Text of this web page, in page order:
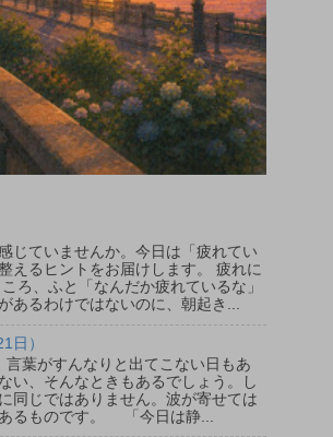
じていませんか。今日は「疲れてい
えるヒントをお届けします。 疲れに
、ふと「なんだか疲れているな」
あるわけではないのに、朝起き...
日）
葉がすんなりと出てこない日もあ
い、そんなときもあるでしょう。し
同じではありません。波が寄せては
るものです。 「今日は静...